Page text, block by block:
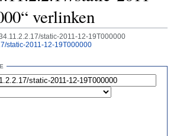
verlinken
static-2011-12-19T000000
static-2011-12-19T000000